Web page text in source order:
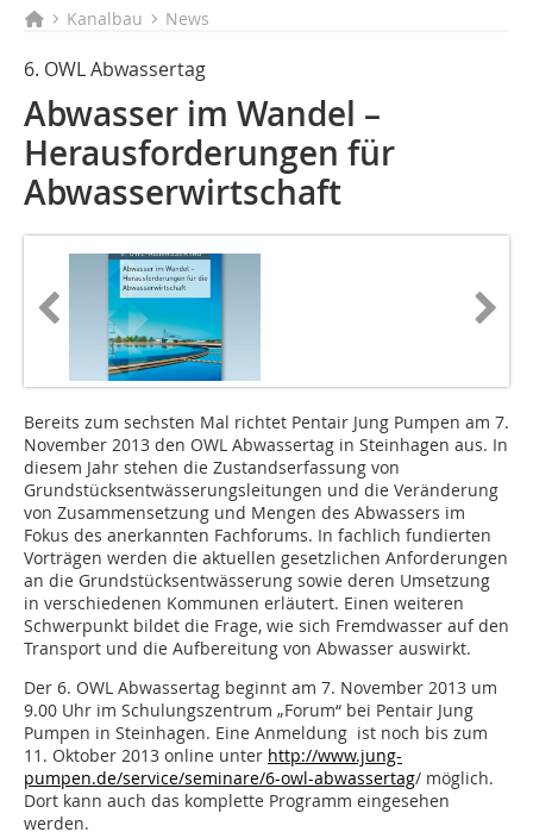
Kanalbau News
6. OWL Abwassertag
Abwasser im Wandel –
Herausforderungen für
Abwasserwirtschaft
Bereits zum sechsten Mal richtet Pentair Jung Pumpen am 7.
November 2013 den OWL Abwassertag in Steinhagen aus. In
diesem Jahr stehen die Zustandserfassung von
Grundstücksentwässerungsleitungen und die Veränderung
von Zusammensetzung und Mengen des Abwassers im
Fokus des anerkannten Fachforums. In fachlich fundierten
Vorträgen werden die aktuellen gesetzlichen Anforderungen
an die Grundstücksentwässerung sowie deren Umsetzung
in verschiedenen Kommunen erläutert. Einen weiteren
Schwerpunkt bildet die Frage, wie sich Fremdwasser auf den
Transport und die Aufbereitung von Abwasser auswirkt.
Der 6. OWL Abwassertag beginnt am 7. November 2013 um
9.00 Uhr im Schulungszentrum „Forum“ bei Pentair Jung
Pumpen in Steinhagen. Eine Anmeldung ist noch bis zum
11. Oktober 2013 online unter http://www.jung-
pumpen.de/service/seminare/6-owl-abwassertag/ möglich.
Dort kann auch das komplette Programm eingesehen
werden.